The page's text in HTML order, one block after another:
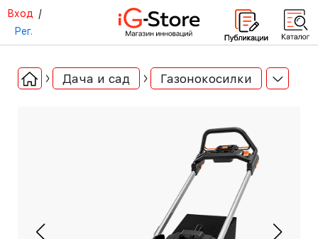
Вход /
Рег.
Дача и сад Газонокосилки